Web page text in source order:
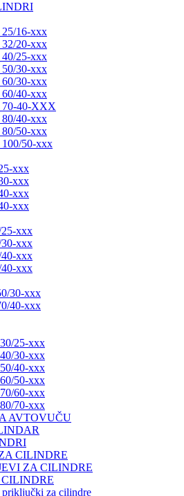
25/16-xxx
32/20-xxx
40/25-xxx
50/30-xxx
60/30-xxx
60/40-xxx
70-40-XXX
80/40-xxx
80/50-xxx
100/50-xxx
xxx
xxx
xxx
xxx
xxx
xxx
xxx
xxx
30-xxx
40-xxx
25-xxx
30-xxx
40-xxx
50-xxx
60-xxx
70-xxx
AVTOVUČU
CILINDRE
ZA CILINDRE
za cilindre